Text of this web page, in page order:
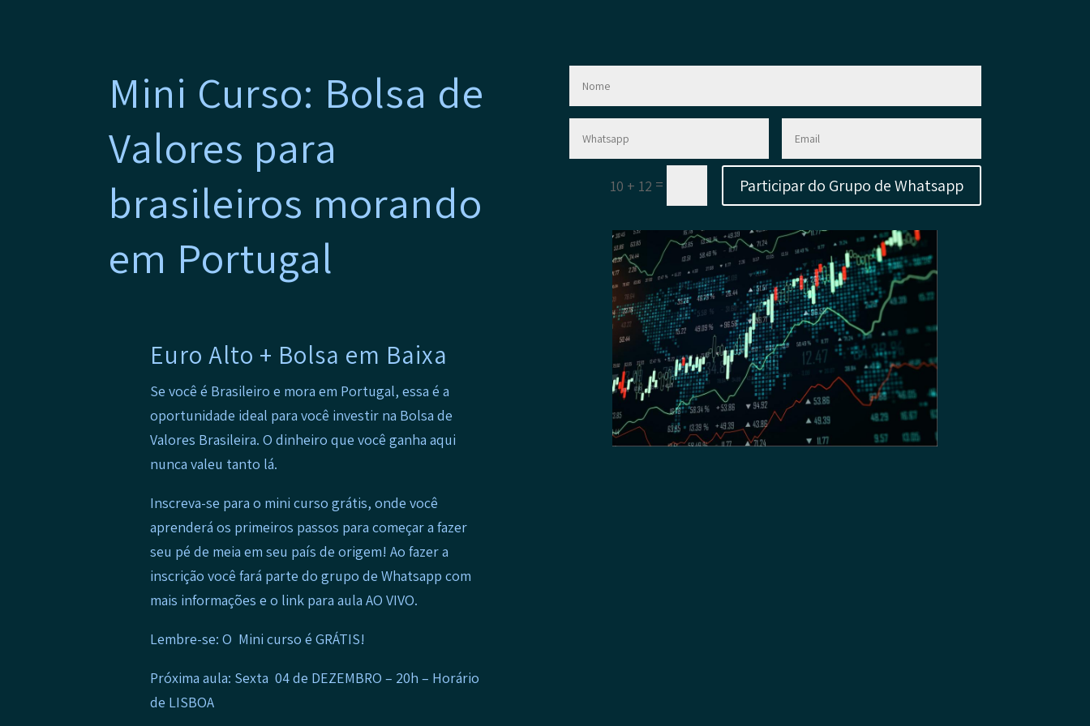
Mini Curso: Bolsa de
Valores para
brasileiros morando
em Portugal
Euro Alto + Bolsa em Baixa
Se você é Brasileiro e mora em Portugal, essa é a
oportunidade ideal para você investir na Bolsa de
Valores Brasileira. O dinheiro que você ganha aqui
nunca valeu tanto lá.
Inscreva-se para o mini curso grátis, onde você
aprenderá os primeiros passos para começar a fazer
seu pé de meia em seu país de origem! Ao fazer a
inscrição você fará parte do grupo de Whatsapp com
mais informações e o link para aula AO VIVO.
Lembre-se: O Mini curso é GRÁTIS!
Próxima aula: Sexta 04 de DEZEMBRO – 20h – Horário
de LISBOA
10 + 12 = Participar do Grupo de Whatsapp